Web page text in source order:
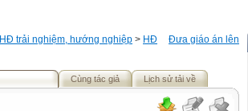
Đưa giáo án lên
HĐ trải nghiệm, hướng nghiệp > HĐ
Cùng tác giả Lịch sử tải về